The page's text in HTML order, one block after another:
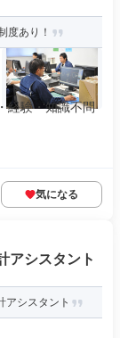
度あり！
経験・知識不問
気になる
アシスタント
アシスタント